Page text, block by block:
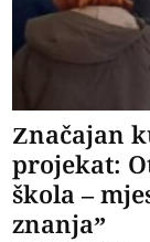
Značajan
projekat:
škola –
znanja”